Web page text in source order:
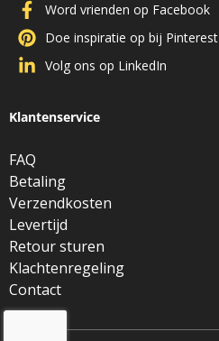
Word vrienden op Facebook
Doe inspiratie op bij Pinterest
Volg ons op LinkedIn
Klantenservice
FAQ
Betaling
Verzendkosten
Levertijd
Retour sturen
Klachtenregeling
Contact